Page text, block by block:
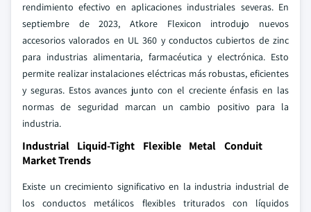
rendimiento efectivo en aplicaciones industriales severas. En
septiembre de 2023, Atkore Flexicon introdujo nuevos
accesorios valorados en UL 360 y conductos cubiertos de zinc
para industrias alimentaria, farmacéutica y electrónica. Esto
permite realizar instalaciones eléctricas más robustas, eficientes
y seguras. Estos avances junto con el creciente énfasis en las
normas de seguridad marcan un cambio positivo para la
industria.
Industrial Liquid-Tight Flexible Metal Conduit
Market Trends
Existe un crecimiento significativo en la industria industrial de
los conductos metálicos flexibles triturados con líquidos